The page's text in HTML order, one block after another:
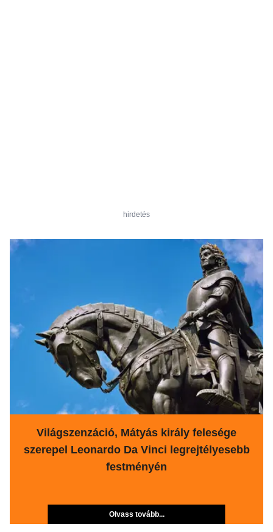
hirdetés
Világszenzáció, Mátyás király felesége
szerepel Leonardo Da Vinci legrejtélyesebb
festményén
Olvass tovább...